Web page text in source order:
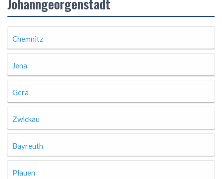
Chemnitz
Jena
Gera
Zwickau
Bayreuth
Plauen